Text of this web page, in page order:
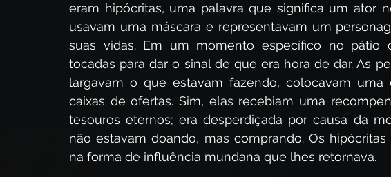
eram hipócritas, uma palavra que significa um ator
usavam uma máscara e representavam um
suas vidas. Em um momento específico no pátio
tocadas para dar o sinal de que era hora de dar. As
largavam o que estavam fazendo, colocavam
caixas de ofertas. Sim, elas recebiam uma
tesouros eternos; era desperdiçada por causa da
não estavam doando, mas comprando. Os
na forma de influência mundana que lhes retornava.